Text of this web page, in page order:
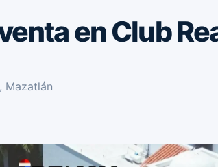
en Club
Mazatlán